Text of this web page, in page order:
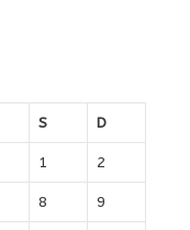
S D
1 2
8 9